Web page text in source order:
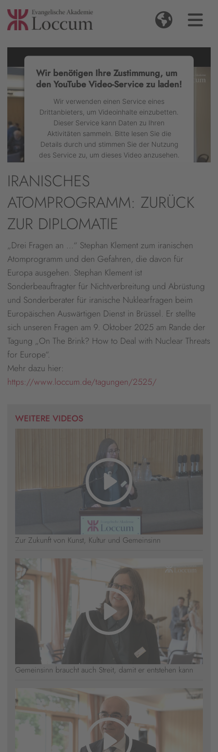
Wir benötigen Ihre Zustimmung, um
den YouTube Video-Service zu laden!
Wir verwenden einen Service eines
Drittanbieters, um Videoinhalte einzubetten.
Dieser Service kann Daten zu Ihren
Aktivitäten sammeln. Bitte lesen Sie die
Details durch und stimmen Sie der Nutzung
des Service zu, um dieses Video anzusehen.
Mehr Informationen
Akzeptieren
powered byUsercentrics Consent
IRANISCHES
ATOMPROGRAMM: ZURÜCK
ZUR DIPLOMATIE
„Drei Fragen an …“ Stephan Klement zum iranischen
Atomprogramm und den Gefahren, die davon für
Europa ausgehen. Stephan Klement ist
Sonderbeauftragter für Nichtverbreitung und Abrüstung
und Sonderberater für iranische Nuklearfragen beim
Europäischen Auswärtigen Dienst in Brüssel. Er stellte
sich unseren Fragen am 9. Oktober 2025 am Rande der
Tagung „On The Brink? How to Deal with Nuclear Threats
for Europe“.
Mehr dazu hier:
https://www.loccum.de/tagungen/2525/
WEITERE VIDEOS
Zur Zukunft von Kunst, Kultur und Gemeinsinn
Gemeinsinn braucht auch Streit, damit er entstehen kann